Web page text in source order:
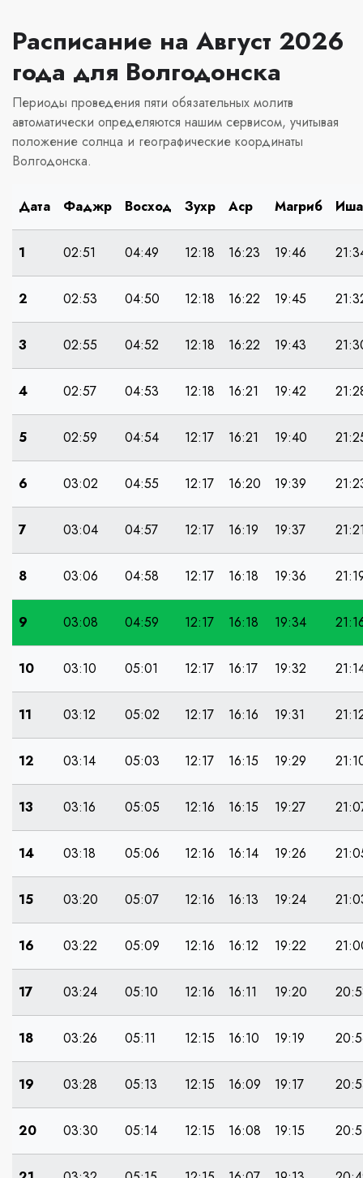
Расписание на Август 2026
года для Волгодонска
Периоды проведения пяти обязательных молитв
автоматически определяются нашим сервисом, учитывая
положение солнца и географические координаты
Волгодонска.
Дата Фаджр Восход Зухр Аср Магриб Иша
1 02:51 04:49 12:18 16:23 19:46
2 02:53 04:50 12:18 16:22 19:45
3 02:55 04:52 12:18 16:22 19:43
4 02:57 04:53 12:18 16:21 19:42
5 02:59 04:54 12:17 16:21 19:40
6 03:02 04:55 12:17 16:20 19:39
7 03:04 04:57 12:17 16:19 19:37
8 03:06 04:58 12:17 16:18 19:36
9 03:08 04:59 12:17 16:18 19:34
10 03:10 05:01 12:17 16:17 19:32
11 03:12 05:02 12:17 16:16 19:31
12 03:14 05:03 12:17 16:15 19:29
13 03:16 05:05 12:16 16:15 19:27
14 03:18 05:06 12:16 16:14 19:26
15 03:20 05:07 12:16 16:13 19:24
16 03:22 05:09 12:16 16:12 19:22
17 03:24 05:10 12:16 16:11 19:20
18 03:26 05:11 12:15 16:10 19:19
19 03:28 05:13 12:15 16:09 19:17
20 03:30 05:14 12:15 16:08 19:15